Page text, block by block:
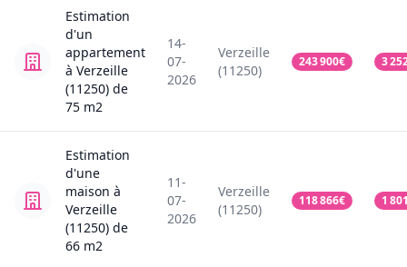
Estimation
d'un
appartement
à Verzeille
(11250) de
75 m2
14-
07-
2026
Verzeille
(11250)
243 900€ 3
Estimation
d'une
maison à
Verzeille
(11250) de
66 m2
11-
07-
2026
Verzeille
(11250)
118 866€ 1